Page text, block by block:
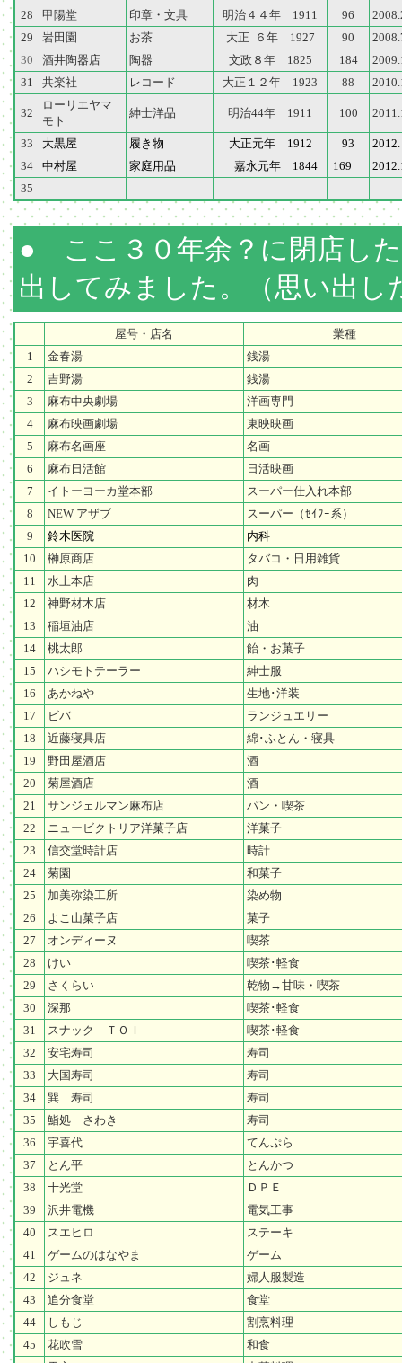
28
甲陽堂 印章・文具 明治４４年 1911 96
29
岩田園 お茶 大正 ６年 1927 90
30
酒井陶器店 陶器 文政８年 1825 184
31
共楽社 レコード 大正１２年 1923 88
32
ローリエヤマ
モト
紳士洋品 明治44年 1911 100
33 大黒屋 履き物 大正元年 1912 93
34
中村屋 家庭用品 嘉永元年 1844 169
35
● ここ３０年余？に閉店し
出してみました。（思い出し
屋号・店名
業種
1
金春湯
銭湯
2
吉野湯
銭湯
3
麻布中央劇場
洋画専門
4
麻布映画劇場
東映映画
5
麻布名画座
名画
6
麻布日活館
日活映画
7
イトーヨーカ堂本部
スーパー仕入れ本部
8
NEW アザブ
スーパー（ｾｲﾌｰ系）
9
鈴木医院
内科
10
榊原商店
タバコ・日用雑貨
11
水上本店
肉
12
神野材木店
材木
13
稲垣油店
油
14
桃太郎
飴・お菓子
15
ハシモトテーラー
紳士服
16
あかねや
生地･洋装
17
ビバ
ランジュエリー
18
近藤寝具店
綿･ふとん・寝具
19
野田屋酒店
酒
20
菊屋酒店
酒
21
サンジェルマン麻布店
パン・喫茶
22
ニュービクトリア洋菓子店
洋菓子
23
信交堂時計店
時計
24
菊園
和菓子
25
加美弥染工所
染め物
26
よこ山菓子店
菓子
27
オンディーヌ
喫茶
28
けい
喫茶･軽食
29
さくらい
乾物→甘味・喫茶
30
深那
喫茶･軽食
31
スナック ＴＯＩ
喫茶･軽食
32
安宅寿司
寿司
33
大国寿司
寿司
34
巽 寿司
寿司
35
鮨処 さわき
寿司
36
宇喜代
てんぷら
37
とん平
とんかつ
38
十光堂
ＤＰＥ
39
沢井電機
電気工事
40
スエヒロ
ステーキ
41
ゲームのはなやま
ゲーム
42
ジュネ
婦人服製造
43
追分食堂
食堂
44
しもじ
割烹料理
45
花吹雪
和食